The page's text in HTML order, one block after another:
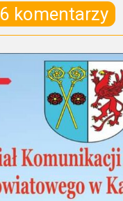
6 komentarzy